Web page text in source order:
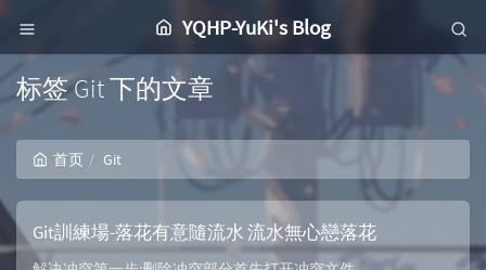
YQHP-YuKi's Blog
标签 Git 下的文章
首页 Git
Git訓練場-落花有意隨流水 流水無心戀落花